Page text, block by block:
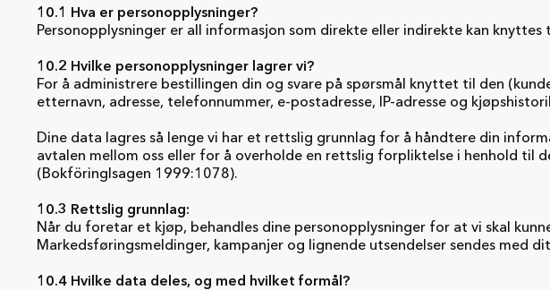
10.1 Hva er personopplysninger?
Personopplysninger er all informasjon som direkte eller indirekte kan knyttes
10.2 Hvilke personopplysninger lagrer vi?
For å administrere bestillingen din og svare på spørsmål knyttet til den
etternavn, adresse, telefonnummer, e-postadresse, IP-adresse og
Dine data lagres så lenge vi har et rettslig grunnlag for å håndtere din
avtalen mellom oss eller for å overholde en rettslig forpliktelse i henhold til
(Bokföringlsagen 1999:1078).
10.3 Rettslig grunnlag:
Når du foretar et kjøp, behandles dine personopplysninger for at vi skal
Markedsføringsmeldinger, kampanjer og lignende utsendelser sendes med
10.4 Hvilke data deles, og med hvilket formål?